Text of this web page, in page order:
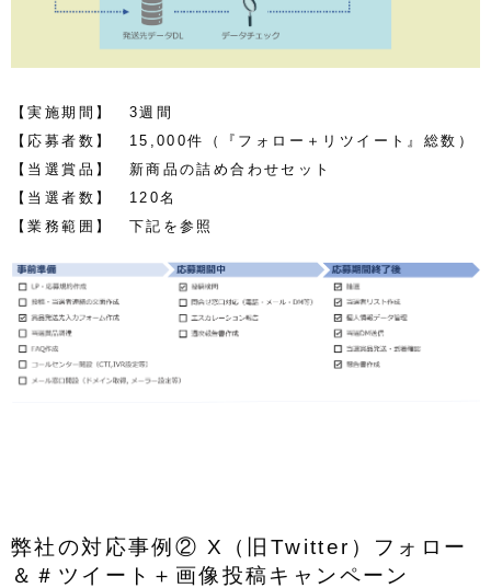
【実施期間】 3週間
【応募者数】 15,000件（『 フォロー＋リツイート』総数）
【当選賞品】 新商品の詰め合わせセット
【当選者数】 120名
【業務範囲】 下記を参照
弊社の対応事例② X（旧Twitter）フォロー
＆＃ツイート＋ 画像投稿キャンペーン